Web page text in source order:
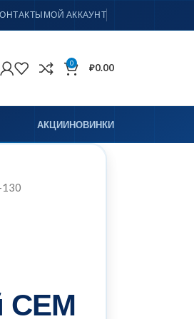
МОЙ АККАУНТ
0 ₽0.00
АКЦИИНОВИНКИ
130